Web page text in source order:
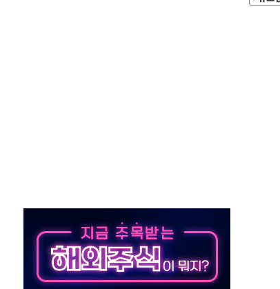
광발전 '첫삽'…남동발전, 재생에너지 '앞장'
본격화
찰관 2명 송치
, 자사주 매수
럼프...당내선 "안 먹힌다" 균열
훈컨퍼런스'… 한미동맹 상징성 부각
력망 구축 계약
발언 논란 사과…"재발 방지 모든 조치"